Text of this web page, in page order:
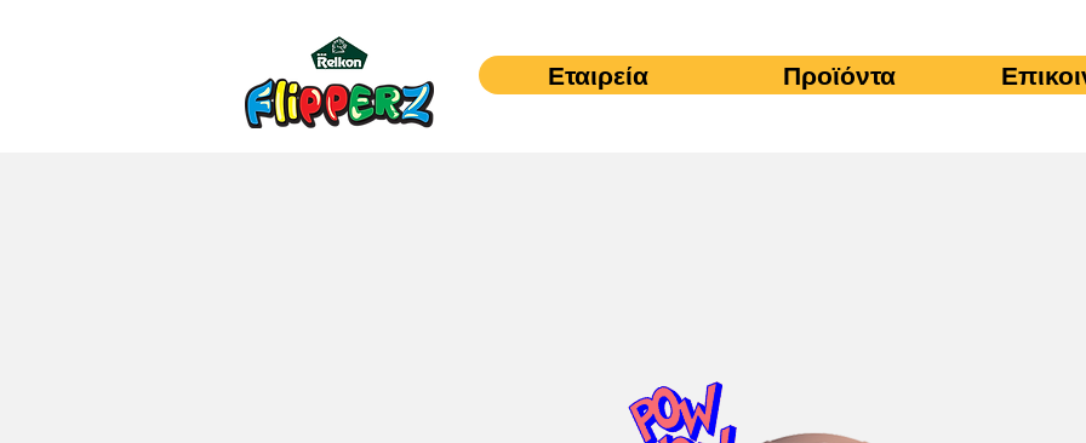
Εταιρεία Προϊόντα